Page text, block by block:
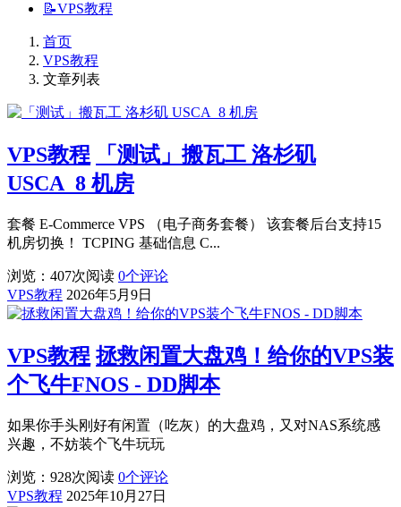
📝VPS教程
首页
VPS教程
文章列表
VPS教程
「测试」搬瓦工 洛杉矶
USCA_8 机房
套餐 E-Commerce VPS （电子商务套餐） 该套餐后台支持15
机房切换！ TCPING 基础信息 C...
浏览：407次阅读 0个评论
VPS教程 2026年5月9日
VPS教程 拯救闲置大盘鸡！给你的VPS装
个飞牛FNOS - DD脚本
如果你手头刚好有闲置（吃灰）的大盘鸡，又对NAS系统感
兴趣，不妨装个飞牛玩玩
浏览：928次阅读 0个评论
VPS教程 2025年10月27日